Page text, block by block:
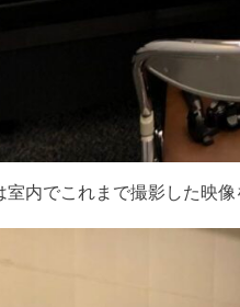
室内でこれまで撮影した映